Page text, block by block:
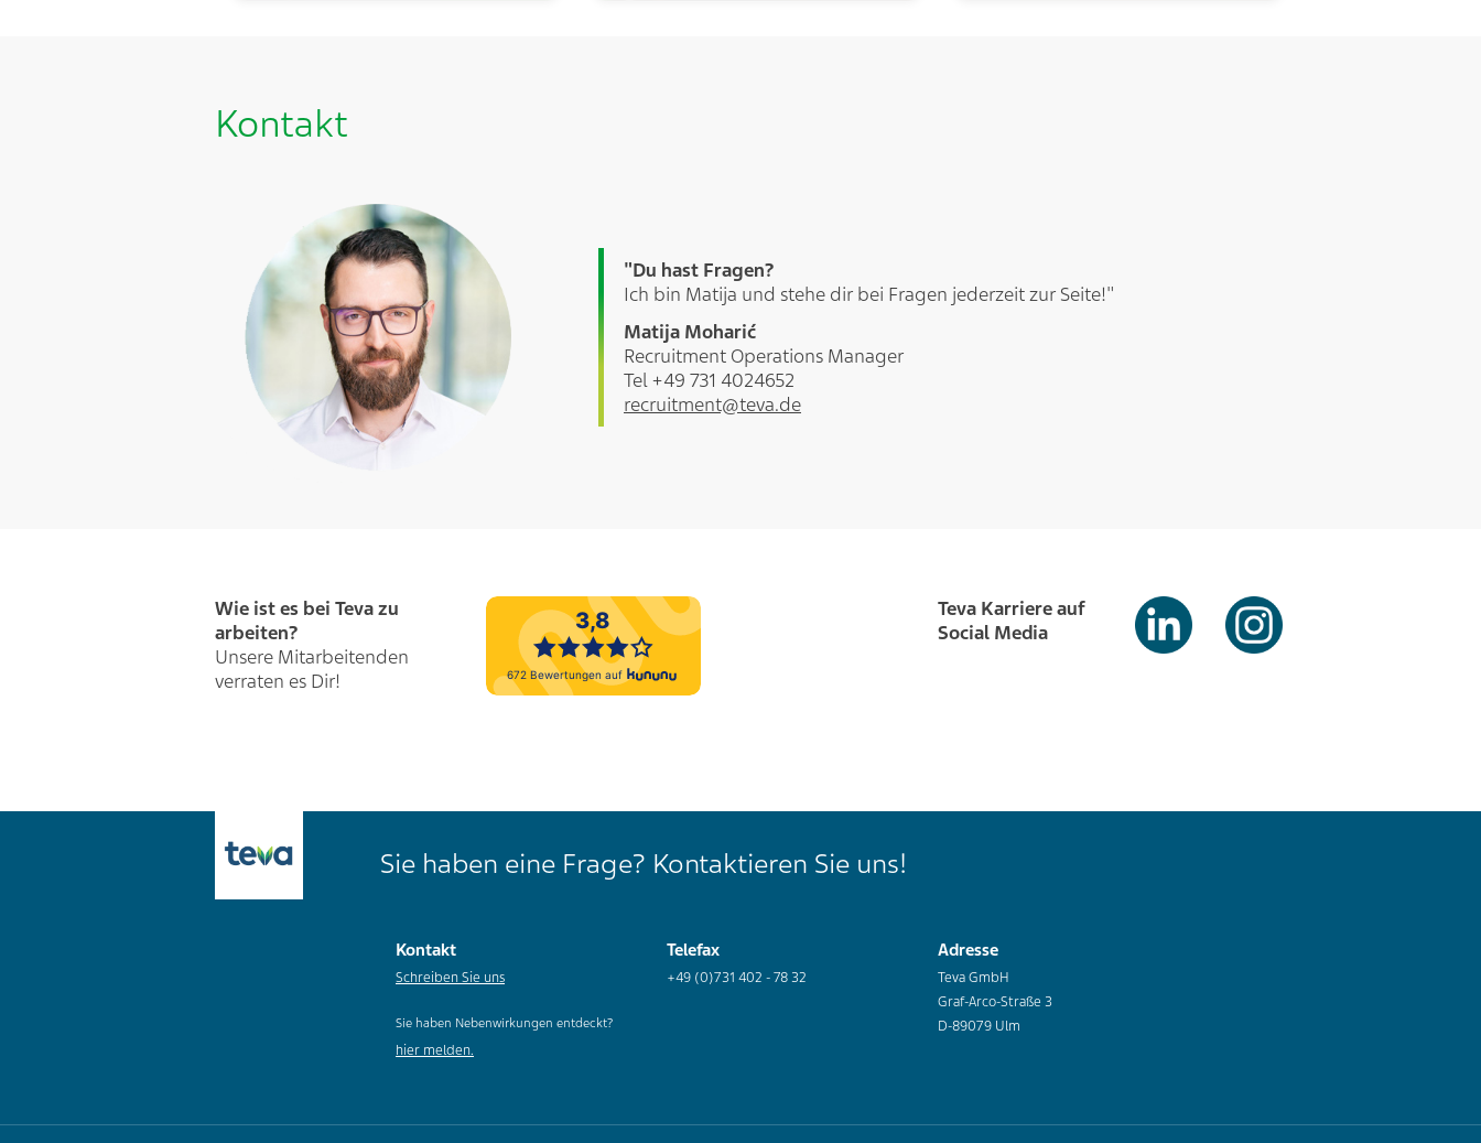
Kontakt
"Du hast Fragen?
Ich bin Matija und stehe dir bei Fragen jederzeit zur Seite!"
Matija Moharić
Recruitment Operations Manager
Tel +49 731 4024652
recruitment@teva.de
Wie ist es bei Teva zu
arbeiten?
Unsere Mitarbeitenden
verraten es Dir!
Teva Karriere auf
Social Media
Sie haben eine Frage? Kontaktieren Sie uns!
Kontakt
Schreiben Sie uns
Sie haben Nebenwirkungen entdeckt?
hier melden.
Telefax
+49 (0)731 402 - 78 32
Adresse
Teva GmbH
Graf-Arco-Straße 3
D-89079 Ulm